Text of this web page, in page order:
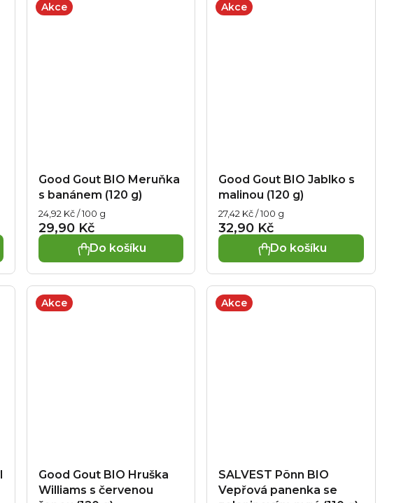
Akce
Good Gout BIO Meruňka
s banánem (120 g)
29,90 Kč
Měrná
cena:
24,92 Kč / 100 g
Do košíku
Akce
Good Gout BIO Jablko s
malinou (120 g)
32,90 Kč
Měrná
cena:
27,42 Kč / 100 g
Do košíku
Akce
Good Gout BIO Hruška
Williams s červenou
Akce
SALVEST Põnn BIO
Vepřová panenka se